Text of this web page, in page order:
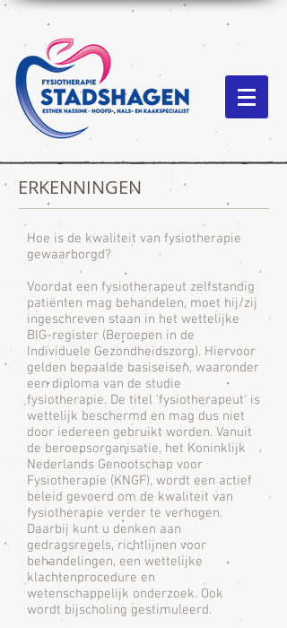
ERKENNINGEN
Hoe is de kwaliteit van fysiotherapie
gewaarborgd?
Voordat een fysiotherapeut zelfstandig
patiënten mag behandelen, moet hij/zij
ingeschreven staan in het wettelijke
BIG-register (Beroepen in de
Individuele Gezondheidszorg). Hiervoor
gelden bepaalde basiseisen, waaronder
een diploma van de studie
fysiotherapie. De titel 'fysiotherapeut' is
wettelijk beschermd en mag dus niet
door iedereen gebruikt worden. Vanuit
de beroepsorganisatie, het Koninklijk
Nederlands Genootschap voor
Fysiotherapie (KNGF), wordt een actief
beleid gevoerd om de kwaliteit van
fysiotherapie verder te verhogen.
Daarbij kunt u denken aan
gedragsregels, richtlijnen voor
behandelingen, een wettelijke
klachtenprocedure en
wetenschappelijk onderzoek. Ook
wordt bijscholing gestimuleerd.